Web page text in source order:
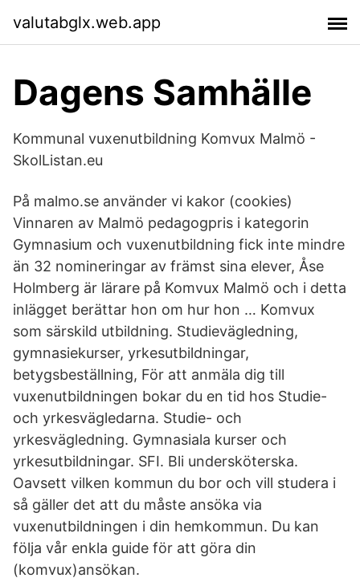
valutabglx.web.app
Dagens Samhälle
Kommunal vuxenutbildning Komvux Malmö -
SkolListan.eu
På malmo.se använder vi kakor (cookies)
Vinnaren av Malmö pedagogpris i kategorin
Gymnasium och vuxenutbildning fick inte mindre
än 32 nomineringar av främst sina elever, Åse
Holmberg är lärare på Komvux Malmö och i detta
inlägget berättar hon om hur hon … Komvux
som särskild utbildning. Studievägledning,
gymnasiekurser, yrkesutbildningar,
betygsbeställning, För att anmäla dig till
vuxenutbildningen bokar du en tid hos Studie-
och yrkesvägledarna. Studie- och
yrkesvägledning. Gymnasiala kurser och
yrkesutbildningar. SFI. Bli undersköterska.
Oavsett vilken kommun du bor och vill studera i
så gäller det att du måste ansöka via
vuxenutbildningen i din hemkommun. Du kan
följa vår enkla guide för att göra din
(komvux)ansökan.